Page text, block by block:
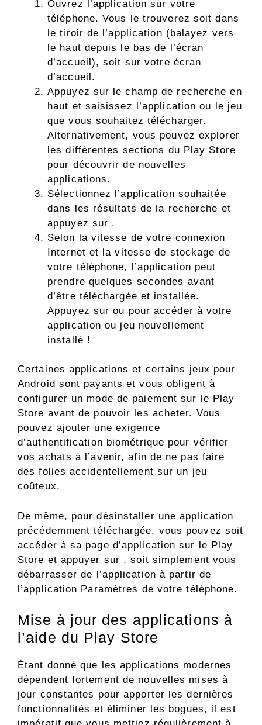
Ouvrez l’application sur votre
téléphone. Vous le trouverez soit dans
le tiroir de l’application (balayez vers
le haut depuis le bas de l’écran
d’accueil), soit sur votre écran
d’accueil.
Appuyez sur le champ de recherche en
haut et saisissez l’application ou le jeu
que vous souhaitez télécharger.
Alternativement, vous pouvez explorer
les différentes sections du Play Store
pour découvrir de nouvelles
applications.
Sélectionnez l’application souhaitée
dans les résultats de la recherche et
appuyez sur .
Selon la vitesse de votre connexion
Internet et la vitesse de stockage de
votre téléphone, l’application peut
prendre quelques secondes avant
d’être téléchargée et installée.
Appuyez sur ou pour accéder à votre
application ou jeu nouvellement
installé !
Certaines applications et certains jeux pour
Android sont payants et vous obligent à
configurer un mode de paiement sur le Play
Store avant de pouvoir les acheter. Vous
pouvez ajouter une exigence
d’authentification biométrique pour vérifier
vos achats à l’avenir, afin de ne pas faire
des folies accidentellement sur un jeu
coûteux.
De même, pour désinstaller une application
précédemment téléchargée, vous pouvez soit
accéder à sa page d’application sur le Play
Store et appuyer sur , soit simplement vous
débarrasser de l’application à partir de
l’application Paramètres de votre téléphone.
Mise à jour des applications à
l’aide du Play Store
Étant donné que les applications modernes
dépendent fortement de nouvelles mises à
jour constantes pour apporter les dernières
fonctionnalités et éliminer les bogues, il est